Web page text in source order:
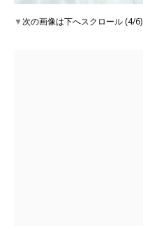
▼次の画像は下へスクロール (4/6)